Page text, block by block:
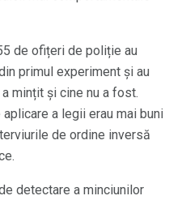
de ofițeri de poliție au
primul experiment și au
mințit și cine nu a fost.
a legii erau mai buni
de ordine inversă
detectare a minciunilor